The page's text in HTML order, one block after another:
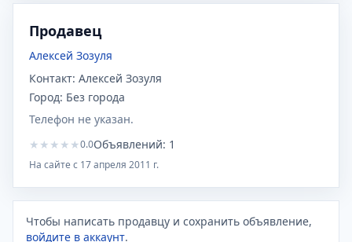
Продавец
Алексей Зозуля
Контакт: Алексей Зозуля
Город: Без города
Телефон не указан.
★ ★ ★ ★ ★0.0Объявлений: 1
На сайте с 17 апреля 2011 г.
Чтобы написать продавцу и сохранить объявление,
войдите в аккаунт.